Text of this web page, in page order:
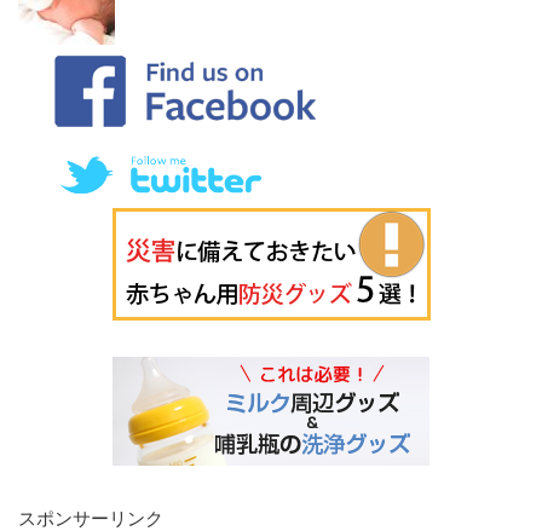
スポンサーリンク